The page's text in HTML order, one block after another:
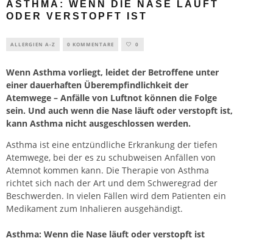
ASTHMA: WENN DIE NASE LÄUFT
ODER VERSTOPFT IST
ALLERGIEN A-Z 0 KOMMENTARE 0
Wenn Asthma vorliegt, leidet der Betroffene unter
einer dauerhaften Überempfindlichkeit der
Atemwege – Anfälle von Luftnot können die Folge
sein. Und auch wenn die Nase läuft oder verstopft ist,
kann Asthma nicht ausgeschlossen werden.
Asthma ist eine entzündliche Erkrankung der tiefen
Atemwege, bei der es zu schubweisen Anfällen von
Atemnot kommen kann. Die Therapie von Asthma
richtet sich nach der Art und dem Schweregrad der
Beschwerden. In vielen Fällen wird dem Patienten ein
Medikament zum Inhalieren ausgehändigt.
Asthma: Wenn die Nase läuft oder verstopft ist